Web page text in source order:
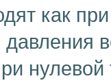
как
давления